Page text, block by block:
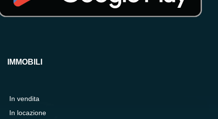
IMMOBILI
In vendita
In locazione